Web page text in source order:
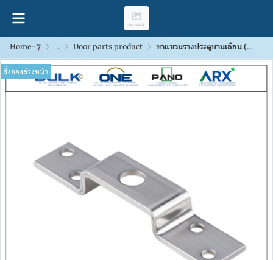
Home-7 ... Door parts product ขาแขวนรางประตูบานเลื่อน (Top Hanger)
สั่งจองล่วงหน้า